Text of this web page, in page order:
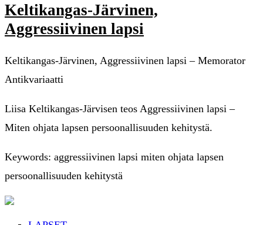
Keltikangas-Järvinen,
Aggressiivinen lapsi
Keltikangas-Järvinen, Aggressiivinen lapsi – Memorator
Antikvariaatti
Liisa Keltikangas-Järvisen teos Aggressiivinen lapsi –
Miten ohjata lapsen persoonallisuuden kehitystä.
Keywords: aggressiivinen lapsi miten ohjata lapsen
persoonallisuuden kehitystä